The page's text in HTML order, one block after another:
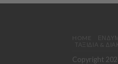
HOME
ΤΑΞΊΔΙΑ &
Copyright